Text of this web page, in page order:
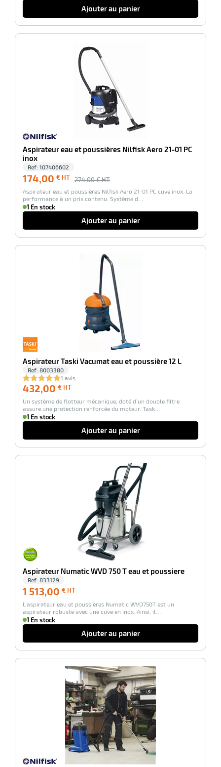
Ajouter au panier
Aspirateur eau et poussières Nilfisk Aero 21-01 PC
inox
Ref: 107406602
174,00 € HT 274,00 € HT
Aspirateur eau et poussières Nilfisk Aero 21-01 PC cuve inox. La
performance à un prix contenu. Système d…
1 En stock
Ajouter au panier
Aspirateur Taski Vacumat eau et poussière 12 L
Ref: 8003380
1 avis
432,00 € HT
HT
Un système de flotteur mécanique, doté d’un double filtre
assure une protection renforcée du moteur. Task…
1 En stock
Ajouter au panier
Aspirateur Numatic WVD 750 T eau et poussiere
Ref: 833129
1 513,00 € HT
HT
L’aspirateur eau et poussières Numatic WVD750T est un
aspirateur robuste avec une cuve en inox. Ainsi, il…
1 En stock
Ajouter au panier